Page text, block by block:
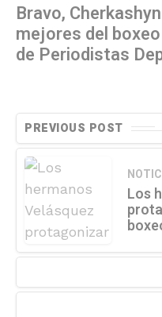
Bravo,
mejores del
de Periodistas
PREVIOUS POST
Los